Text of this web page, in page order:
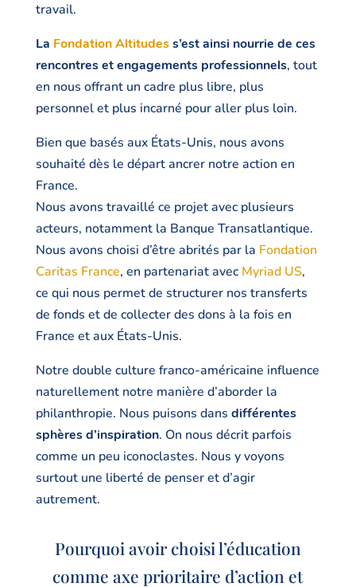
travail.
La Fondation Altitudess’est ainsi nourrie de ces
rencontres et engagements professionnels, tout
en nous offrant un cadre plus libre, plus
personnel et plus incarné pour aller plus loin.
Bien que basés aux États-Unis, nous avons
souhaité dès le départ ancrer notre action en
France.
Nous avons travaillé ce projet avec plusieurs
acteurs, notamment la Banque Transatlantique.
Nous avons choisi d’être abrités par la Fondation
Caritas France, en partenariat avec Myriad US,
ce qui nous permet de structurer nos transferts
de fonds et de collecter des dons à la fois en
France et aux États-Unis.
Notre double culture franco-américaine influence
naturellement notre manière d’aborder la
philanthropie. Nous puisons dans différentes
sphères d’inspiration. On nous décrit parfois
comme un peu iconoclastes. Nous y voyons
surtout une liberté de penser et d’agir
autrement.
Pourquoi avoir choisi l’éducation
comme axe prioritaire d’action et